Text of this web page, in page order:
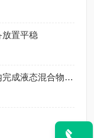
置平稳
纳米乳化机的可以在非常短的时间内完成液态混合物的乳化